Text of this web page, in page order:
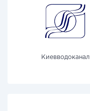
Киевводоканал